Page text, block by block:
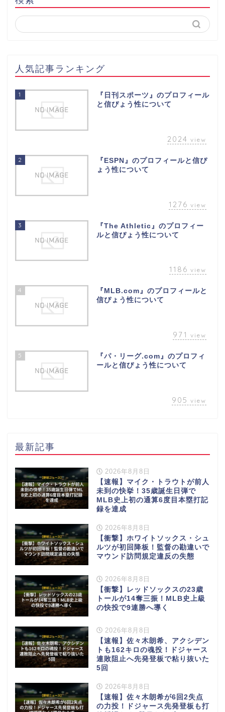
人気記事ランキング
1
『日刊スポーツ』のプロフィール
と信ぴょう性について
2024 view
2
『ESPN』のプロフィールと信ぴ
ょう性について
1276 view
3
『The Athletic』のプロフィー
ルと信ぴょう性について
1186 view
4
『MLB.com』のプロフィールと
信ぴょう性について
971 view
5
『パ・リーグ.com』のプロフィ
ールと信ぴょう性について
905 view
最新記事
2026年8月8日
【速報】マイク・トラウトが前人
未到の快挙！35歳誕生日弾で
MLB史上初の通算6度目本塁打記
録を達成
2026年8月8日
【衝撃】ホワイトソックス・シュ
ルツが初回降板！監督の勘違いで
マウンド訪問規定違反の失態
2026年8月8日
【衝撃】レッドソックスの23歳
トールが14奪三振！MLB史上級
の快投で9連勝へ導く
2026年8月8日
【速報】佐々木朗希、アクシデン
トも162キロの魂投！ドジャース
連敗阻止へ先発登板で粘り抜いた
5回
2026年8月8日
【速報】佐々木朗希が6回2失点
の力投！ドジャース先発登板も打